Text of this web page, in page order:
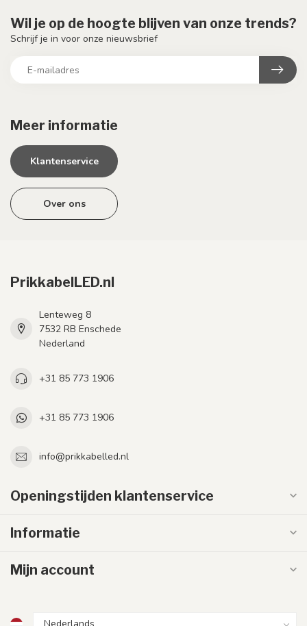
Meer informatie
Klantenservice
Over ons
Wil je op de hoogte blijven van onze trends?
Schrijf je in voor onze nieuwsbrief
PrikkabelLED.nl
Lenteweg 8
7532 RB Enschede
Nederland
+31 85 773 1906
+31 85 773 1906
info@prikkabelled.nl
Openingstijden klantenservice
Informatie
Mijn account